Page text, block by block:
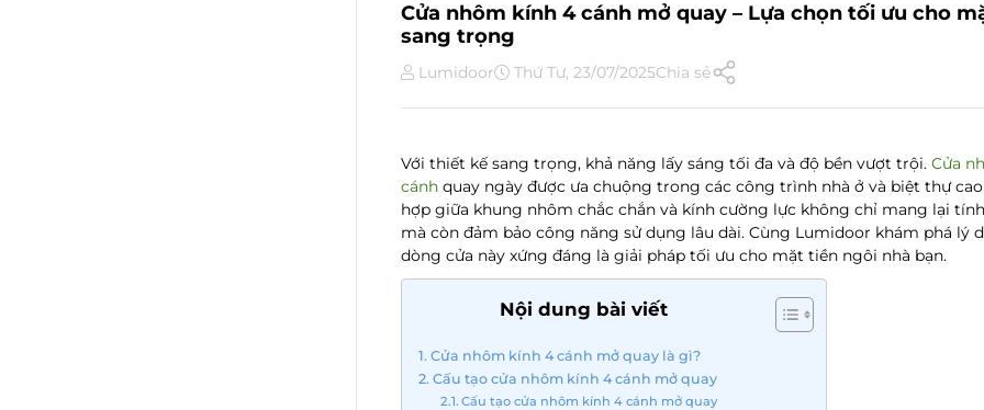
Cửa nhôm kính 4 cánh mở quay – Lựa chọn tối ưu cho
sang trọng
Lumidoor Thứ Tư, 23/07/2025Chia sẻ
Với thiết kế sang trọng, khả năng lấy sáng tối đa và độ bền vượt trội. Cửa
cánh quay ngày được ưa chuộng trong các công trình nhà ở và biệt thự cao
hợp giữa khung nhôm chắc chắn và kính cường lực không chỉ mang lại
mà còn đảm bảo công năng sử dụng lâu dài. Cùng Lumidoor khám phá lý
dòng cửa này xứng đáng là giải pháp tối ưu cho mặt tiền ngôi nhà bạn.
Nội dung bài viết
Cửa nhôm kính 4 cánh mở quay là gì?
Cấu tạo cửa nhôm kính 4 cánh mở quay
Cấu tạo cửa nhôm kính 4 cánh mở quay